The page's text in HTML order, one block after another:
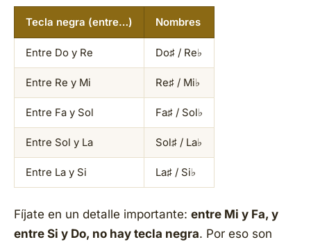
Tecla negra (entre…) Nombres
Entre Do y Re Do♯ / Re♭
Entre Re y Mi Re♯ / Mi♭
Entre Fa y Sol Fa♯ / Sol♭
Entre Sol y La Sol♯ / La♭
Entre La y Si La♯ / Si♭
Fíjate en un detalle importante: entre Mi y Fa, y
entre Si y Do, no hay tecla negra. Por eso son